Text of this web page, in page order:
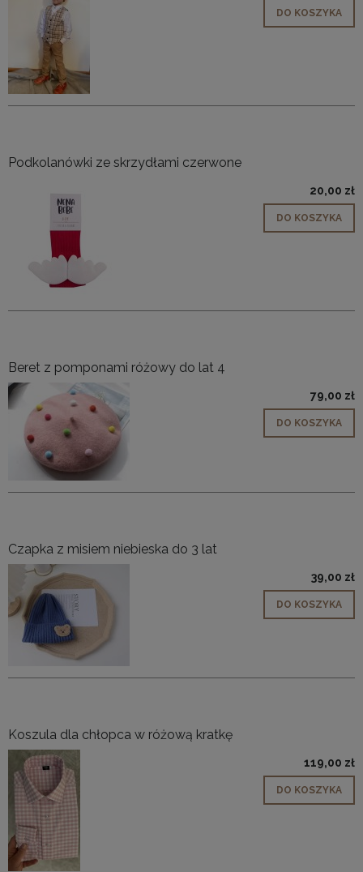
DO KOSZYKA
Podkolanówki ze skrzydłami czerwone
20,00 zł
DO KOSZYKA
Beret z pomponami różowy do lat 4
79,00 zł
DO KOSZYKA
Czapka z misiem niebieska do 3 lat
39,00 zł
DO KOSZYKA
Koszula dla chłopca w różową kratkę
119,00 zł
DO KOSZYKA